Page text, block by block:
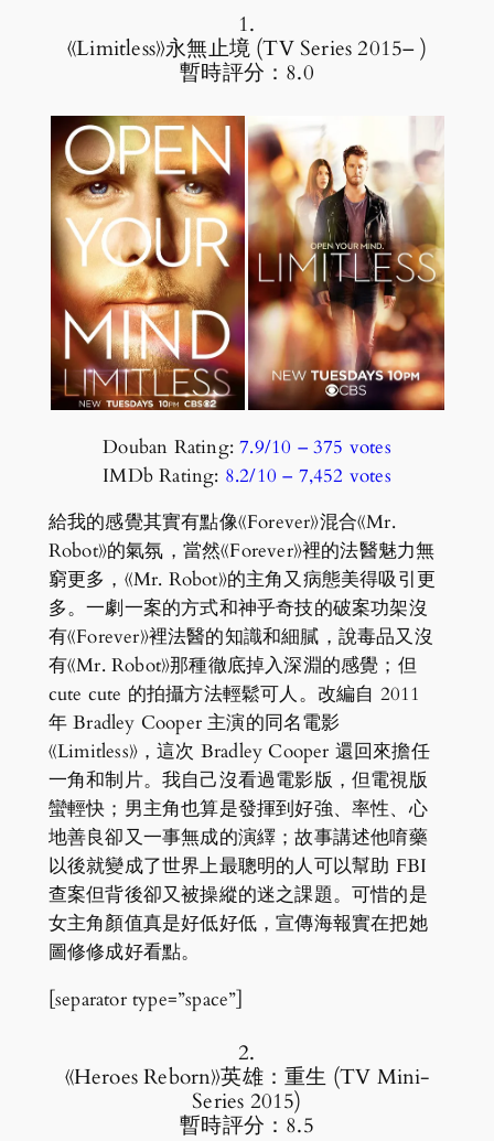
1.
《Limitless》永無止境 (TV Series 2015– )
暫時評分：8.0
Douban Rating:7.9/10 – ‎375 votes
IMDb Rating: 8.2/10 – ‎7,452 votes
給我的感覺其實有點像《Forever》混合《Mr.
Robot》的氣氛，當然《Forever》裡的法醫魅力無
窮更多，《Mr. Robot》的主角又病態美得吸引更
多。一劇一案的方式和神乎奇技的破案功架沒
有《Forever》裡法醫的知識和細膩，說毒品又沒
有《Mr. Robot》那種徹底掉入深淵的感覺；但
cute cute 的拍攝方法輕鬆可人。改編自 2011
年 Bradley Cooper 主演的同名電影
《Limitless》，這次 Bradley Cooper 還回來擔任
一角和制片。我自己沒看過電影版，但電視版
蠻輕快；男主角也算是發揮到好強、率性、心
地善良卻又一事無成的演繹；故事講述他唷藥
以後就變成了世界上最聰明的人可以幫助 FBI
查案但背後卻又被操縱的迷之課題。可惜的是
女主角顏值真是好低好低，宣傳海報實在把她
圖修修成好看點。
[separator type=”space”]
2.
《Heroes Reborn》英雄：重生 (TV Mini-
Series 2015)
暫時評分：8.5